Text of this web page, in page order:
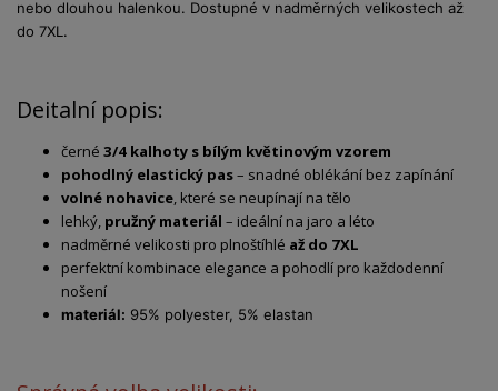
nebo dlouhou halenkou. Dostupné v nadměrných velikostech až
do 7XL.
Deitalní popis:
černé 3/4 kalhoty s bílým květinovým vzorem
pohodlný elastický pas– snadné oblékání bez zapínání
volné nohavice, které se neupínají na tělo
lehký, pružný materiál – ideální na jaro a léto
nadměrné velikosti pro plnoštíhlé až do 7XL
perfektní kombinace elegance a pohodlí pro každodenní
nošení
materiál: 95% polyester, 5% elastan